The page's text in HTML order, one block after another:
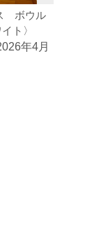
ボウル
ト〉
年4月